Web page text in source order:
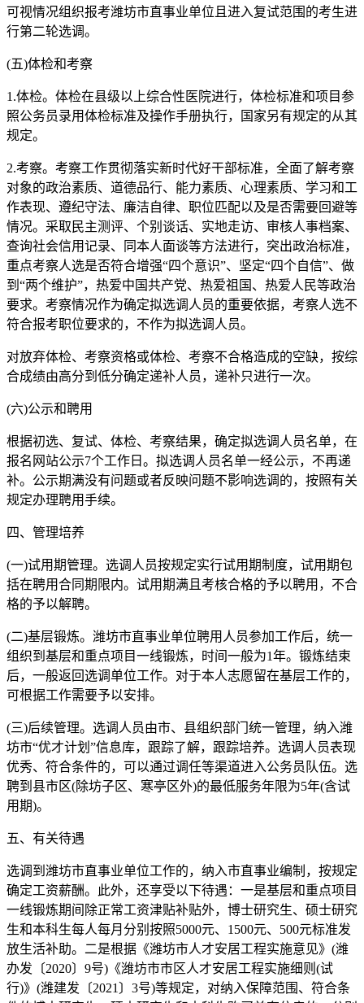
可视情况组织报考潍坊市直事业单位且进入复试范围的考生进
行第二轮选调。
(五)体检和考察
1.体检。体检在县级以上综合性医院进行，体检标准和项目参
照公务员录用体检标准及操作手册执行，国家另有规定的从其
规定。
2.考察。考察工作贯彻落实新时代好干部标准，全面了解考察
对象的政治素质、道德品行、能力素质、心理素质、学习和工
作表现、遵纪守法、廉洁自律、职位匹配以及是否需要回避等
情况。采取民主测评、个别谈话、实地走访、审核人事档案、
查询社会信用记录、同本人面谈等方法进行，突出政治标准，
重点考察人选是否符合增强“四个意识”、坚定“四个自信”、做
到“两个维护”，热爱中国共产党、热爱祖国、热爱人民等政治
要求。考察情况作为确定拟选调人员的重要依据，考察人选不
符合报考职位要求的，不作为拟选调人员。
对放弃体检、考察资格或体检、考察不合格造成的空缺，按综
合成绩由高分到低分确定递补人员，递补只进行一次。
(六)公示和聘用
根据初选、复试、体检、考察结果，确定拟选调人员名单，在
报名网站公示7个工作日。拟选调人员名单一经公示，不再递
补。公示期满没有问题或者反映问题不影响选调的，按照有关
规定办理聘用手续。
四、管理培养
(一)试用期管理。选调人员按规定实行试用期制度，试用期包
括在聘用合同期限内。试用期满且考核合格的予以聘用，不合
格的予以解聘。
(二)基层锻炼。潍坊市直事业单位聘用人员参加工作后，统一
组织到基层和重点项目一线锻炼，时间一般为1年。锻炼结束
后，一般返回选调单位工作。对于本人志愿留在基层工作的，
可根据工作需要予以安排。
(三)后续管理。选调人员由市、县组织部门统一管理，纳入潍
坊市“优才计划”信息库，跟踪了解，跟踪培养。选调人员表现
优秀、符合条件的，可以通过调任等渠道进入公务员队伍。选
聘到县市区(除坊子区、寒亭区外)的最低服务年限为5年(含试
用期)。
五、有关待遇
选调到潍坊市直事业单位工作的，纳入市直事业编制，按规定
确定工资薪酬。此外，还享受以下待遇：一是基层和重点项目
一线锻炼期间除正常工资津贴补贴外，博士研究生、硕士研究
生和本科生每人每月分别按照5000元、1500元、500元标准发
放生活补助。二是根据《潍坊市人才安居工程实施意见》(潍
办发〔2020〕9号)《潍坊市市区人才安居工程实施细则(试
行)》(潍建发〔2021〕3号)等规定，对纳入保障范围、符合条